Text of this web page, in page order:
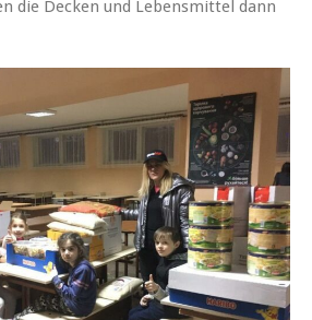
die Decken und Lebensmittel dann